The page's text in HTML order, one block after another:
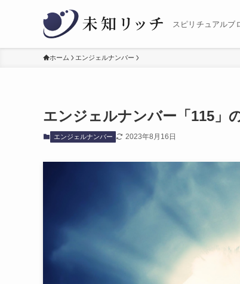
スピリチュアルブ
ホーム エンジェルナンバー
エンジェルナンバー「115」
エンジェルナンバー 2023年8月16日